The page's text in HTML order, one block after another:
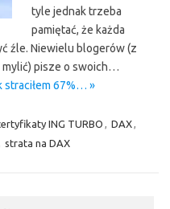
tyle jednak trzeba
pamiętać, że każda
źle. Niewielu blogerów (z
mylić) pisze o swoich…
straciłem 67%… »
ING TURBO , DAX,
strata na DAX